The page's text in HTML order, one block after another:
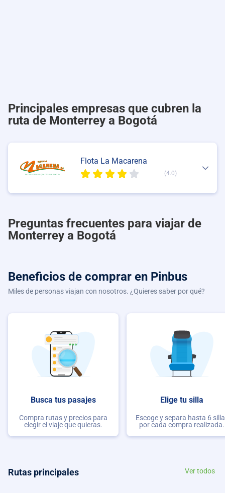
Principales empresas que cubren la
ruta de Monterrey a Bogotá
Flota La Macarena
(4.0)
Preguntas frecuentes para viajar de
Monterrey a Bogotá
Beneficios de comprar en Pinbus
Miles de personas viajan con nosotros. ¿Quieres saber por qué?
Busca tus pasajes
Compra rutas y precios para
elegir el viaje que quieras.
Elige tu silla
Escoge y separa hasta 6
por cada compra realizada.
Rutas principales Ver todos